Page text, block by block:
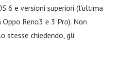
6 e versioni superiori (l’ultima
Reno3 e 3 Pro). Non
stesse chiedendo, gli